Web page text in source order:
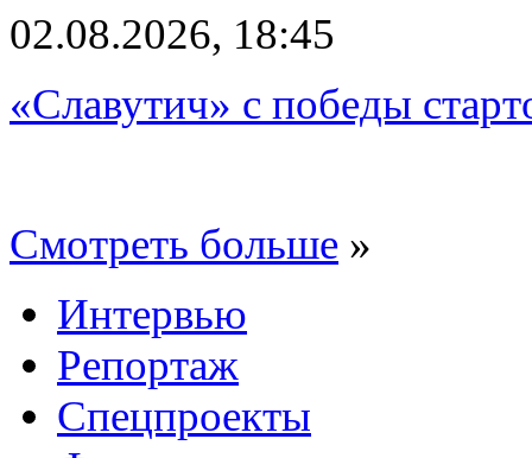
02.08.2026, 18:45
«Славутич» с победы
Смотреть больше »
Интервью
Репортаж
Спецпроекты